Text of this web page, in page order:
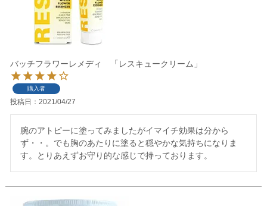
バッチフラワーレメディ 「レスキュークリーム」
購入者
投稿日 2021/04/27
腕のアトピーに塗ってみましたがイマイチ効果は分から
ず・・。でも胸のあたりに塗ると穏やかな気持ちになりま
す。とりあえずお守り的な感じで持っております。